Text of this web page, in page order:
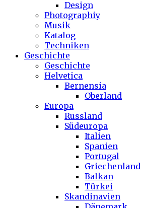
Design
Photographiy
Musik
Katalog
Techniken
Geschichte
Geschichte
Helvetica
Bernensia
Oberland
Europa
Russland
Südeuropa
Italien
Spanien
Portugal
Griechenland
Balkan
Türkei
Skandinavien